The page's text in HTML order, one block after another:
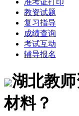
准考证打印
教资试题
复习指导
成绩查询
考试互动
辅导报名
湖北教
材料？